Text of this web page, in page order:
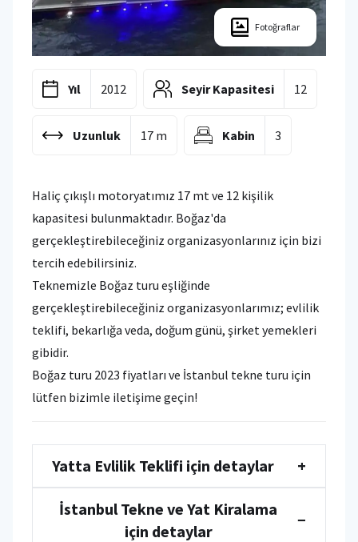
Fotoğraflar
Yıl 2012 Seyir Kapasitesi 12
Uzunluk 17 m Kabin 3
Haliç çıkışlı motoryatımız 17 mt ve 12 kişilik
kapasitesi bulunmaktadır. Boğaz'da
gerçekleştirebileceğiniz organizasyonlarınız için bizi
tercih edebilirsiniz.
Teknemizle Boğaz turu eşliğinde
gerçekleştirebileceğiniz organizasyonlarımız; evlilik
teklifi, bekarlığa veda, doğum günü, şirket yemekleri
gibidir.
Boğaz turu 2023 fiyatları ve İstanbul tekne turu için
lütfen bizimle iletişime geçin!
Yatta Evlilik Teklifi için detaylar +
İstanbul Tekne ve Yat Kiralama
için detaylar
−